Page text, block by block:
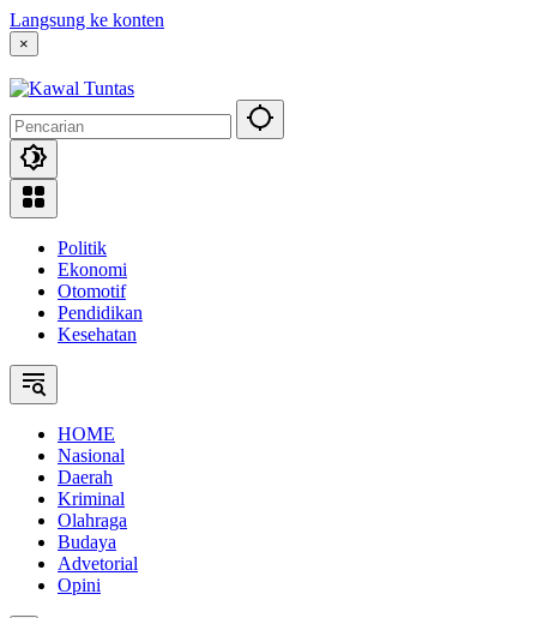
Langsung ke konten
×
Politik
Ekonomi
Otomotif
Pendidikan
Kesehatan
HOME
Nasional
Daerah
Kriminal
Olahraga
Budaya
Advetorial
Opini